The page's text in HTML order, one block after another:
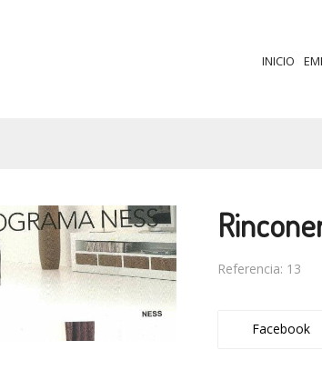
INICIO
Referencia: 13
Facebook